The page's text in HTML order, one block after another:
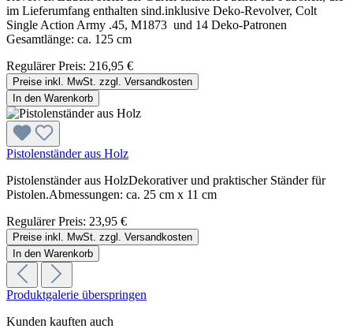
im Lieferumfang enthalten sind.inklusive Deko-Revolver, Colt
Single Action Army .45, M1873 und 14 Deko-Patronen
Gesamtlänge: ca. 125 cm
Regulärer Preis: 216,95 €
Preise inkl. MwSt. zzgl. Versandkosten
In den Warenkorb
Pistolenständer aus Holz
Pistolenständer aus HolzDekorativer und praktischer Ständer für
Pistolen.Abmessungen: ca. 25 cm x 11 cm
Regulärer Preis: 23,95 €
Preise inkl. MwSt. zzgl. Versandkosten
In den Warenkorb
Produktgalerie überspringen
Kunden kauften auch